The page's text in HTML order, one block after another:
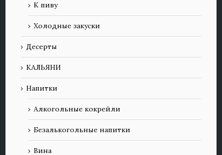
К пиву
Холодные закуски
Десерты
КАЛЬЯНИ
Напитки
Алкогольные кокрейли
Безалькогольные напитки
Вина